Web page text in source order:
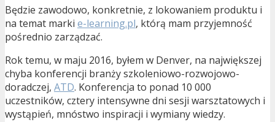
Będzie zawodowo, konkretnie, z lokowaniem produktu i
na temat marki e-learning.pl, którą mam przyjemność
pośrednio zarządzać.
Rok temu, w maju 2016, byłem w Denver, na największej
chyba konferencji branży szkoleniowo-rozwojowo-
doradczej, ATD. Konferencja to ponad 10 000
uczestników, cztery intensywne dni sesji warsztatowych i
wystąpień, mnóstwo inspiracji i wymiany wiedzy.